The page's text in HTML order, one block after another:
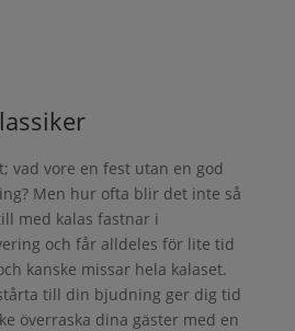
vad vore en fest utan en god
Men hur ofta blir det inte så
med kalas fastnar i
och får alldeles för lite tid
kanske missar hela kalaset.
till din bjudning ger dig tid
överraska dina gäster med en